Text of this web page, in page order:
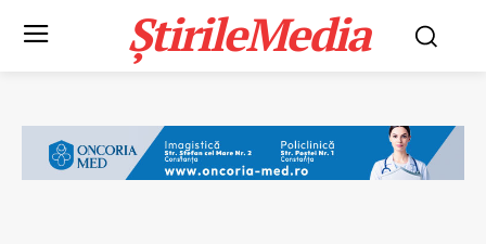
ȘtirileMedia